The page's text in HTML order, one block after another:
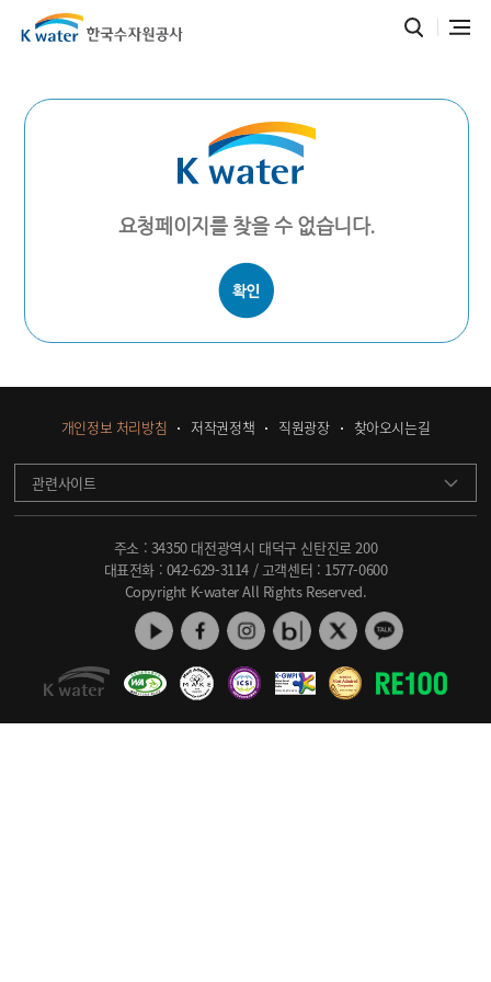
요청페이지를 찾을 수 없습니다.
개인정보 처리방침 저작권정책 직원광장 찾아오시는길
관련사이트
주소 : 34350 대전광역시 대덕구 신탄진로 200
대표전화 : 042-629-3114 / 고객센터 : 1577-0600
Copyright K-water All Rights Reserved.